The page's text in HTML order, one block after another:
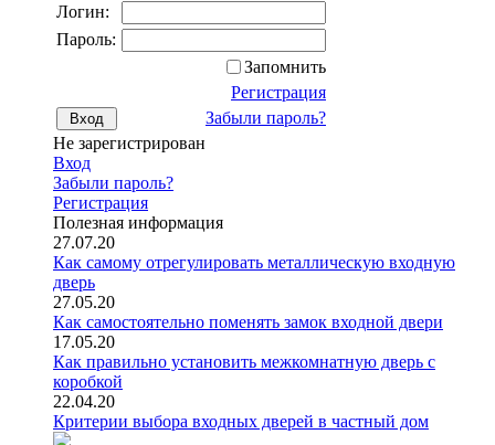
Логин:
Пароль:
Запомнить
Регистрация
Забыли пароль?
Не зарегистрирован
Вход
Забыли пароль?
Регистрация
Полезная информация
27.07.20
Как самому отрегулировать металлическую входную
дверь
27.05.20
Как самостоятельно поменять замок входной двери
17.05.20
Как правильно установить межкомнатную дверь с
коробкой
22.04.20
Критерии выбора входных дверей в частный дом